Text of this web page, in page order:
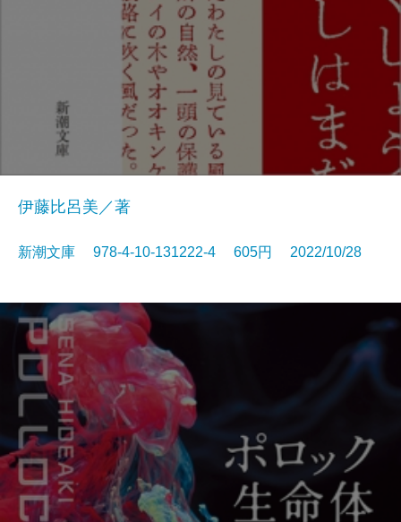
伊藤比呂美／著
新潮文庫 978-4-10-131222-4 605円 2022/10/28